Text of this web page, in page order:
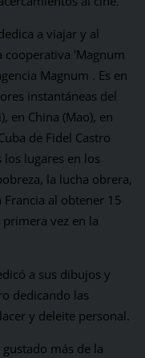
a viajar y al
cooperativa 'Magnum
Magnum . Es en
instantáneas del
en China (Mao), en
de Fidel Castro
lugares en los
la lucha obrera,
al obtener 15
vez en la
a sus dibujos y
dedicando las
y deleite personal.
más de la